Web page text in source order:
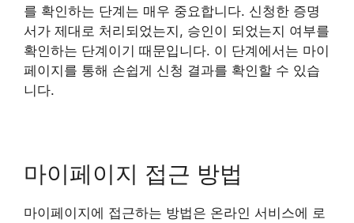
를 확인하는 단계는 매우 중요합니다. 신청한 증명
서가 제대로 처리되었는지, 승인이 되었는지 여부를
확인하는 단계이기 때문입니다. 이 단계에서는 마이
페이지를 통해 손쉽게 신청 결과를 확인할 수 있습
니다.
마이페이지 접근 방법
마이페이지에 접근하는 방법은 온라인 서비스에 로